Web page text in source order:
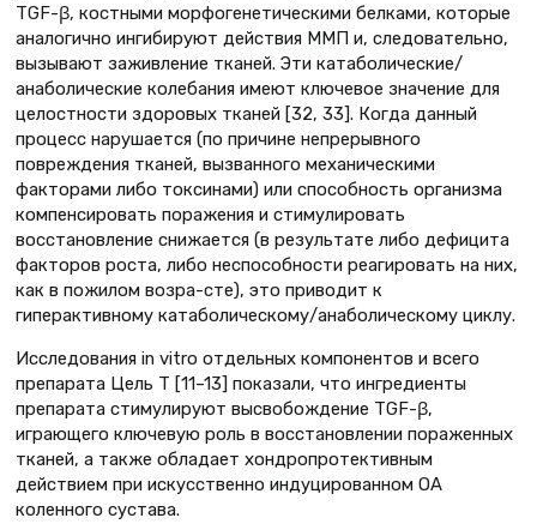
TGF-β, костными морфогенетическими белками, которые
аналогично ингибируют действия ММП и, следовательно,
вызывают заживление тканей. Эти катаболические/
анаболические колебания имеют ключевое значение для
целостности здоровых тканей [32, 33]. Когда данный
процесс нарушается (по причине непрерывного
повреждения тканей, вызванного механическими
факторами либо токсинами) или способность организма
компенсировать поражения и стимулировать
восстановление снижается (в результате либо дефицита
факторов роста, либо неспособности реагировать на них,
как в пожилом возра-сте), это приводит к
гиперактивному катаболическому/анаболическому циклу.
Исследования in vitro отдельных компонентов и всего
препарата Цель Т [11–13] показали, что ингредиенты
препарата стимулируют высвобождение TGF-β,
играющего ключевую роль в восстановлении пораженных
тканей, а также обладает хондропротективным
действием при искусственно индуцированном ОА
коленного сустава.